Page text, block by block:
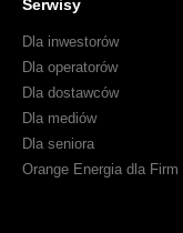
Serwisy
Dla inwestorów
Dla operatorów
Dla dostawców
Dla mediów
Dla seniora
Orange Energia dla Firm